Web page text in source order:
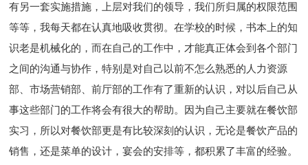
有另一套实施措施，上层对我们的领导，我们所归属的权限范围
等等，我每天都在认真地吸收贯彻。在学校的时候，书本上的知
识老是机械化的，而在自己的工作中，才能真正体会到各个部门
之间的沟通与协作，特别是对自己以前不怎么熟悉的人力资源
部、市场营销部、前厅部的工作有了重新的认识，对以后自己从
事这些部门的工作将会有很大的帮助。因为自己主要就在餐饮部
实习，所以对餐饮部更是有比较深刻的认识，无论是餐饮产品的
销售，还是菜单的设计，宴会的安排等，都积累了丰富的经验。